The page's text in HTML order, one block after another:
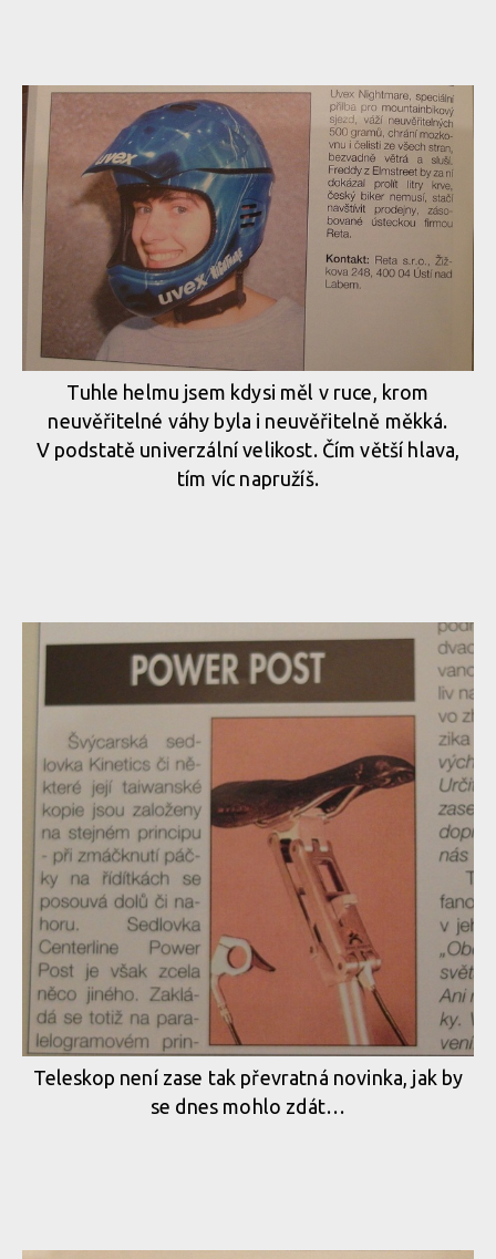
Tuhle helmu jsem kdysi měl v ruce, krom
neuvěřitelné váhy byla i neuvěřitelně měkká.
V podstatě univerzální velikost. Čím větší hlava,
tím víc napružíš.
Teleskop není zase tak převratná novinka, jak by
se dnes mohlo zdát…